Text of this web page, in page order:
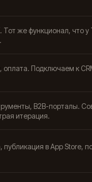
Тот же функционал, что у
Подключаем к
B2B-порталы.
итерация.
публикация в App Store,